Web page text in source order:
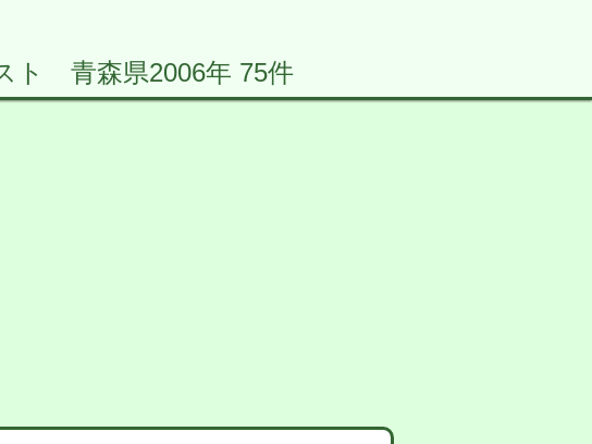
ト 青森県2006年 75件